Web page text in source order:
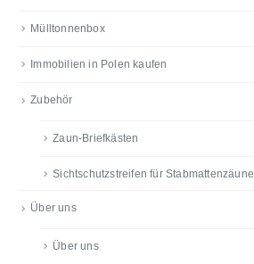
Mülltonnenbox
Immobilien in Polen kaufen
Zubehör
Zaun-Briefkästen
Sichtschutzstreifen für Stabmattenzäune
Über uns
Über uns